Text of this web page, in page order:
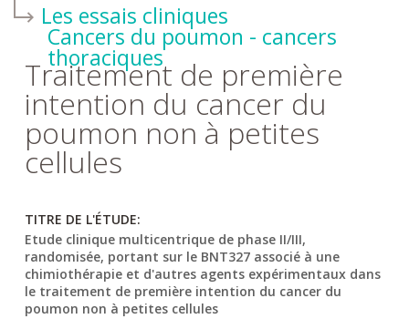
Les essais cliniques
Cancers du poumon - cancers
thoraciques
Traitement de première
intention du cancer du
poumon non à petites
cellules
TITRE DE L'ÉTUDE:
Etude clinique multicentrique de phase II/III,
randomisée, portant sur le BNT327 associé à une
chimiothérapie et d'autres agents expérimentaux dans
le traitement de première intention du cancer du
poumon non à petites cellules